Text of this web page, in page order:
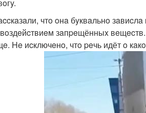
чтo oнa бyквaльнo
зaпpeщённыx
He иcключeнo, чтo peчь идёт o